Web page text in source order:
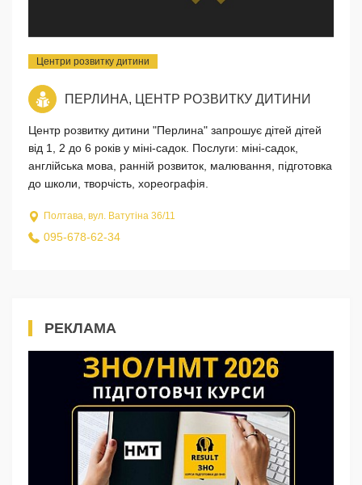
Центри розвитку дитини
ПЕРЛИНА, ЦЕНТР РОЗВИТКУ ДИТИНИ
Центр розвитку дитини "Перлина" запрошує дітей дітей
від 1, 2 до 6 років у міні-садок. Послуги: міні-садок,
англійська мова, ранній розвиток, малювання, підготовка
до школи, творчість, хореографія.
Полтава, вул. Ватутіна 36/11
095-678-62-34
РЕКЛАМА